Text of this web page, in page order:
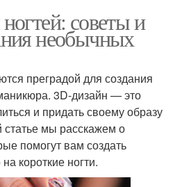
советы и
необычных
преградой для создания
3D-дизайн — это
и придать своему образу
статье мы расскажем о
помогут вам создать
короткие ногти.